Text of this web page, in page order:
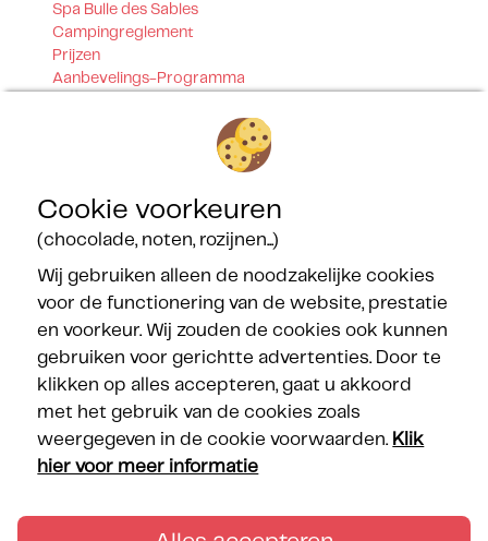
Spa Bulle des Sables
Campingreglement
Prijzen
Aanbevelings-Programma
Onze certificeringen
Onze partners
Cookie voorkeuren
(chocolade, noten, rozijnen...)
Wij gebruiken alleen de noodzakelijke cookies
voor de functionering van de website, prestatie
en voorkeur. Wij zouden de cookies ook kunnen
gebruiken voor gerichtte advertenties. Door te
klikken op alles accepteren, gaat u akkoord
met het gebruik van de cookies zoals
weergegeven in de cookie voorwaarden. Klik
hier voor meer informatie